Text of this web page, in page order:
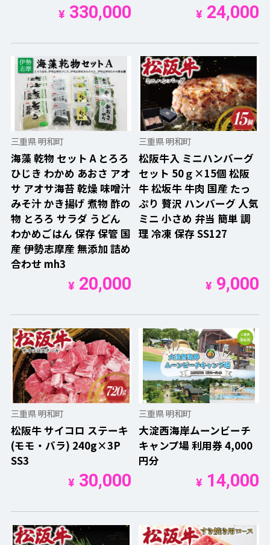
¥330,000 ¥24,000
三重県 明和町
海藻 乾物 セット A とろろ
ひじき わかめ あおさ アオ
サ アオサ海苔 乾燥 味噌汁
みそ汁 かき揚げ 煮物 酢の
物 とろろ サラダ うどん
わかめごはん 保存 保管 国
産 伊勢志摩産 無添加 詰め
合わせ mh3
¥20,000
三重県 明和町
松阪牛入 ミニハンバーグ
セット 50ｇ×15個 松阪
牛 松坂牛 牛肉 国産 たっ
ぷり 贅沢 ハンバーグ 人気
ミニ 小さめ 弁当 簡単 調
理 冷凍 保存 SS127
¥9,000
三重県 明和町
松阪牛 サイコロ ステーキ
(モモ・バラ) 240g×3P
SS3
¥30,000
三重県 明和町
大淀西海岸ムーンビーチ
キャンプ場 利用券 4,000
円分
¥14,000